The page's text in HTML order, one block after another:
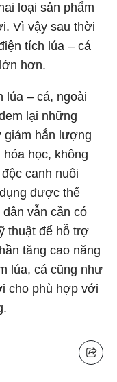
loại sản phẩm
Vì vậy sau thời
tích lúa – cá
hơn.
lúa – cá, ngoài
lại những
giảm hẳn lượng
học, không
canh nuôi
được thế
vẫn cần có
thuật để hỗ trợ
tăng cao năng
lúa, cá cũng như
cho phù hợp với